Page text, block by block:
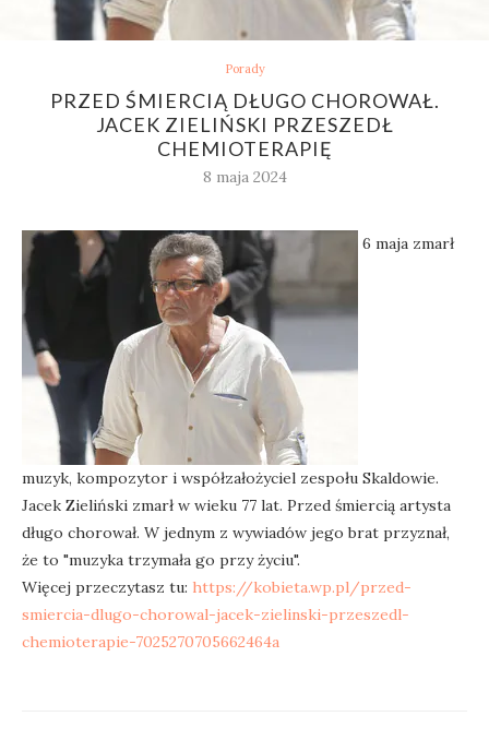
Porady
PRZED ŚMIERCIĄ DŁUGO CHOROWAŁ.
JACEK ZIELIŃSKI PRZESZEDŁ
CHEMIOTERAPIĘ
8 maja 2024
6 maja zmarł
muzyk, kompozytor i współzałożyciel zespołu Skaldowie.
Jacek Zieliński zmarł w wieku 77 lat. Przed śmiercią artysta
długo chorował. W jednym z wywiadów jego brat przyznał,
że to "muzyka trzymała go przy życiu".
Więcej przeczytasz tu: https://kobieta.wp.pl/przed-
smiercia-dlugo-chorowal-jacek-zielinski-przeszedl-
chemioterapie-7025270705662464a